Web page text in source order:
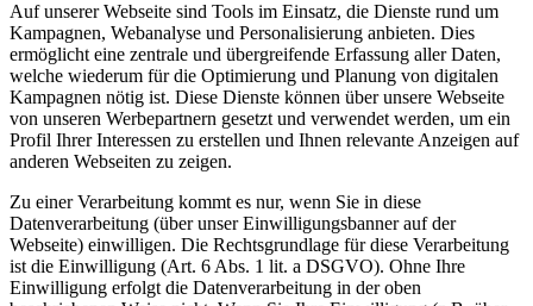
Auf unserer Webseite sind Tools im Einsatz, die Dienste rund um
Kampagnen, Webanalyse und Personalisierung anbieten. Dies
ermöglicht eine zentrale und übergreifende Erfassung aller Daten,
welche wiederum für die Optimierung und Planung von digitalen
Kampagnen nötig ist. Diese Dienste können über unsere Webseite
von unseren Werbepartnern gesetzt und verwendet werden, um ein
Profil Ihrer Interessen zu erstellen und Ihnen relevante Anzeigen auf
anderen Webseiten zu zeigen.
Zu einer Verarbeitung kommt es nur, wenn Sie in diese
Datenverarbeitung (über unser Einwilligungsbanner auf der
Webseite) einwilligen. Die Rechtsgrundlage für diese Verarbeitung
ist die Einwilligung (Art. 6 Abs. 1 lit. a DSGVO). Ohne Ihre
Einwilligung erfolgt die Datenverarbeitung in der oben